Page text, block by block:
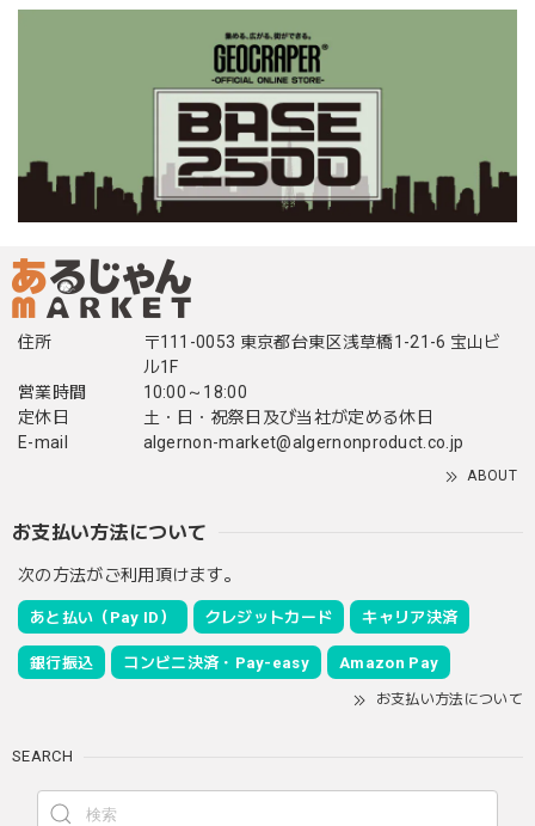
住所
〒111-0053 東京都台東区浅草橋1-21-6 宝山ビ
ル1F
営業時間
10:00～18:00
定休日
土・日・祝祭日及び当社が定める休日
E-mail
algernon-market@algernonproduct.co.jp
ABOUT
お支払い方法について
次の方法がご利用頂けます。
あと払い（Pay ID） クレジットカード キャリア決済
銀行振込 コンビニ決済・Pay-easy Amazon Pay
お支払い方法について
SEARCH